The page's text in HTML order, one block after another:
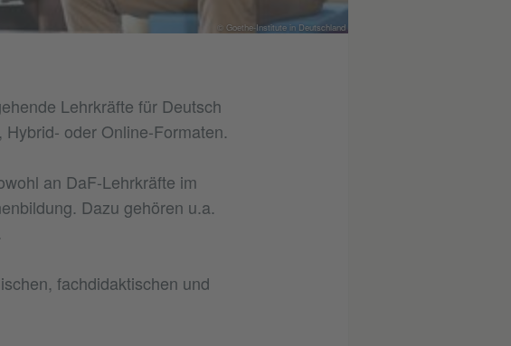
© Goethe-Institute in Deutschland
Lehrkräfte für Deutsch
oder Online-Formaten.
an DaF-Lehrkräfte im
Dazu gehören u.a.
fachdidaktischen und